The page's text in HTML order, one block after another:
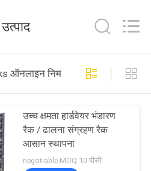
उत्पाद
निर्माण
उच्च क्षमता हार्डवेयर भंडारण
रैक / ढालना संग्रहण रैक
आसान स्थापना
negotiable MOQ:10 पीसी